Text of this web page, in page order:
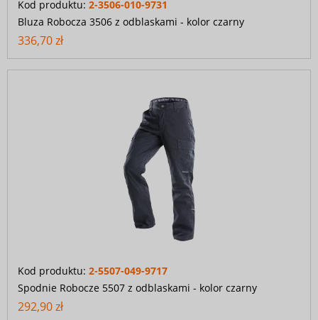
Kod produktu: 2-3506-010-9731
Bluza Robocza 3506 z odblaskami - kolor czarny
336,70 zł
Kod produktu: 2-5507-049-9717
Spodnie Robocze 5507 z odblaskami - kolor czarny
292,90 zł